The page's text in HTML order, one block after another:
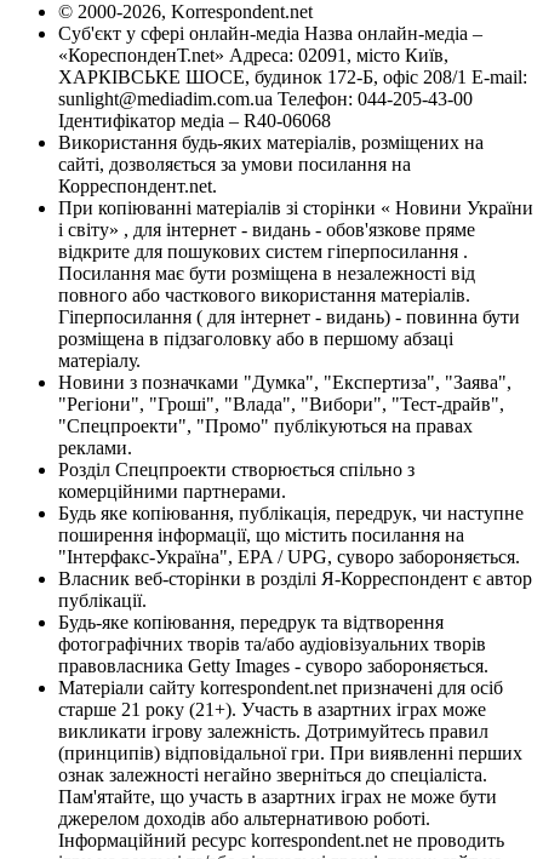
© 2000-2026, Korrespondent.net
Суб'єкт у сфері онлайн-медіа Назва онлайн-медіа –
«КореспонденТ.net» Адреса: 02091, місто Київ,
ХАРКІВСЬКЕ ШОСЕ, будинок 172-Б, офіс 208/1 E-mail:
sunlight@mediadim.com.ua Телефон: 044-205-43-00
Ідентифікатор медіа – R40-06068
Використання будь-яких матеріалів, розміщених на
сайті, дозволяється за умови посилання на
Корреспондент.net.
При копіюванні матеріалів зі сторінки « Новини України
і світу» , для інтернет - видань - обов'язкове пряме
відкрите для пошукових систем гіперпосилання .
Посилання має бути розміщена в незалежності від
повного або часткового використання матеріалів.
Гіперпосилання ( для інтернет - видань) - повинна бути
розміщена в підзаголовку або в першому абзаці
матеріалу.
Новини з позначками "Думка", "Експертиза", "Заява",
"Регіони", "Гроші", "Влада", "Вибори", "Тест-драйв",
"Спецпроекти", "Промо" публікуються на правах
реклами.
Розділ Спецпроекти створюється спільно з
комерційними партнерами.
Будь яке копіювання, публікація, передрук, чи наступне
поширення інформації, що містить посилання на
"Інтерфакс-Україна", EPA / UPG, суворо забороняється.
Власник веб-сторінки в розділі Я-Корреспондент є автор
публікації.
Будь-яке копіювання, передрук та відтворення
фотографічних творів та/або аудіовізуальних творів
правовласника Getty Images - суворо забороняється.
Матеріали сайту korrespondent.net призначені для осіб
старше 21 року (21+). Участь в азартних іграх може
викликати ігрову залежність. Дотримуйтесь правил
(принципів) відповідальної гри. При виявленні перших
ознак залежності негайно зверніться до спеціаліста.
Пам'ятайте, що участь в азартних іграх не може бути
джерелом доходів або альтернативою роботі.
Інформаційний ресурс korrespondent.net не проводить